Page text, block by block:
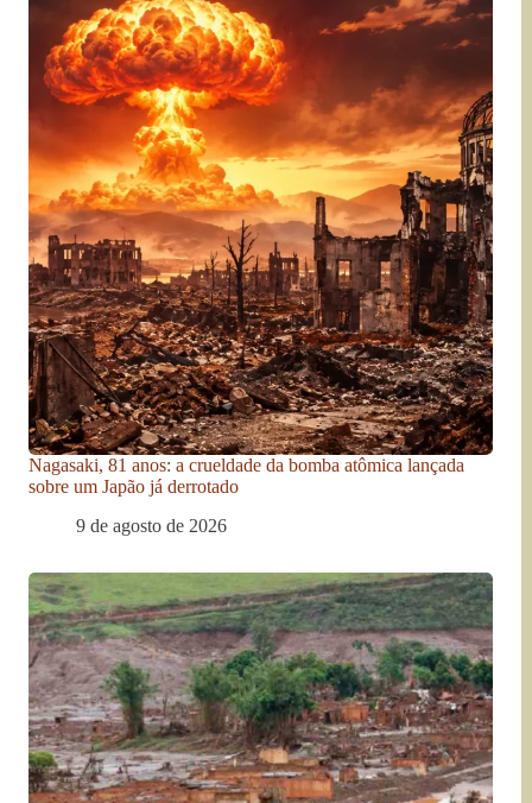
Nagasaki, 81 anos: a crueldade da bomba atômica lançada
sobre um Japão já derrotado
9 de agosto de 2026